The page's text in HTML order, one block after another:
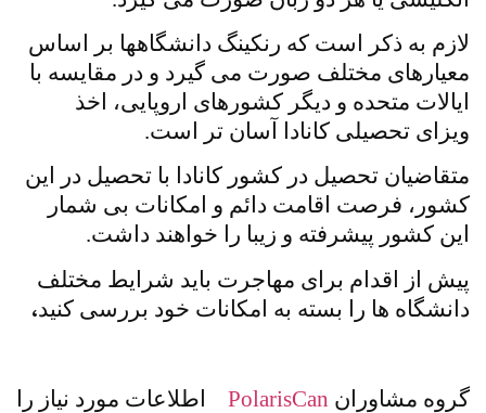
لازم به ذکر است که رنکینگ دانشگاهها بر اساس
معیارهای مختلف صورت می گیرد و در مقایسه با
ایالات متحده و دیگر کشورهای اروپایی، اخذ
ویزای تحصیلی کانادا آسان تر است.
متقاضیان تحصیل در کشور کانادا با تحصیل در این
کشور، فرصت اقامت دائم و امکانات بی شمار
این کشور پیشرفته و زیبا را خواهند داشت.
پیش از اقدام برای مهاجرت باید شرایط مختلف
دانشگاه ها را بسته به امکانات خود بررسی کنید،
گروه مشاوران PolarisCan
اطلاعات مورد نیاز را